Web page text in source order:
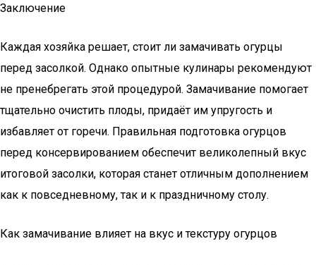
Заключение
Каждая хозяйка решает, стоит ли замачивать огурцы
перед засолкой. Однако опытные кулинары рекомендуют
не пренебрегать этой процедурой. Замачивание помогает
тщательно очистить плоды, придаёт им упругость и
избавляет от горечи. Правильная подготовка огурцов
перед консервированием обеспечит великолепный вкус
итоговой засолки, которая станет отличным дополнением
как к повседневному, так и к праздничному столу.
Как замачивание влияет на вкус и текстуру огурцов